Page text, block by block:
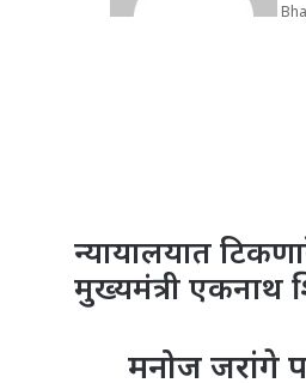
न्यायालयात
मुख्यमंत्री एकनाथ
मनोज जरांगे